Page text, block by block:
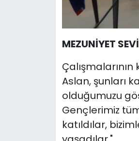
MEZUNİYET
Aslan, şunları
olduğumuzu
Gençlerimiz
katıldılar,